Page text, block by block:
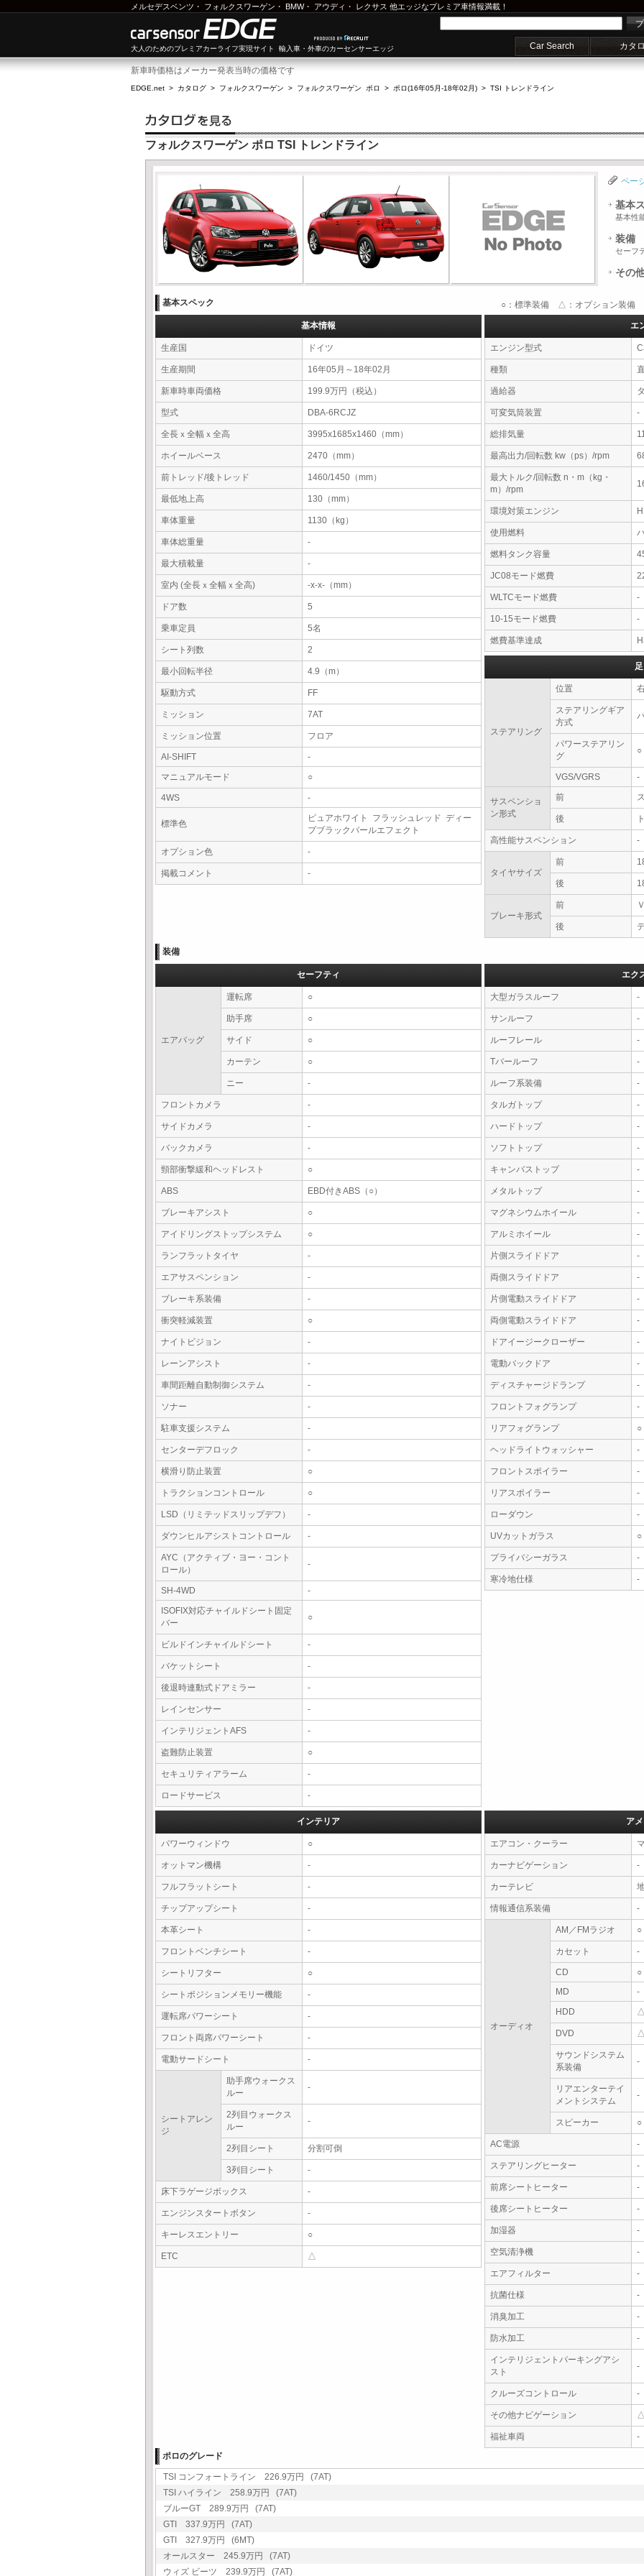
メルセデスベンツ ・ フォルクスワーゲン ・ BMW・ アウディ ・ レクサス 他エッジなプレミア車情報満載！
大人のためのプレミアカーライフ実現サイト 輸入車・外車のカーセンサーエッジ Car Search カタ
新車時価格はメーカー発表当時の価格です
EDGE.net > カタログ > フォルクスワーゲン > フォルクスワーゲン ポロ > ポロ(16年05月-18年02月) > TSI トレンドライン
フォルクスワーゲン ポロ TSI トレンドライン
ペー
基本
基本性
装備
セーフ
その
基本スペック ○：標準装備 △：オプション装備 -
基本情報
生産国 ドイツ
生産期間 16年05月～18年02月
新車時車両価格 199.9万円（税込）
型式 DBA-6RCJZ
全長ｘ全幅ｘ全高 3995x1685x1460（mm）
ホイールベース 2470（mm）
前トレッド/後トレッド 1460/1450（mm）
最低地上高 130（mm）
車体重量 1130（kg）
車体総重量 -
最大積載量 -
室内 (全長ｘ全幅ｘ全高) -x-x-（mm）
ドア数 5
乗車定員 5名
シート列数 2
最小回転半径 4.9（m）
駆動方式 FF
ミッション 7AT
ミッション位置 フロア
AI-SHIFT
-
マニュアルモード
○
4WS -
標準色
ピュアホワイト フラッシュレッド ディー
プブラックパールエフェクト
オプション色 -
掲載コメント -
エ
エンジン型式
種類
過給器
可変気筒装置 -
総排気量
最高出力/回転数 kw（ps）/rpm
最大トルク/回転数 n・m（kg・
m）/rpm
環境対策エンジン
使用燃料
燃料タンク容量
JC08モード燃費
WLTCモード燃費 -
10-15モード燃費 -
燃費基準達成
ステアリング
位置
ステアリングギア
方式
パワーステアリン
グ
○
VGS/VGRS -
サスペンショ
ン形式
前
後
高性能サスペンション -
タイヤサイズ
前
後
ブレーキ形式
前
後
装備
セーフティ
エアバッグ
運転席 ○
助手席 ○
サイド ○
カーテン ○
ニー -
フロントカメラ -
サイドカメラ -
バックカメラ -
頸部衝撃緩和ヘッドレスト ○
ABS EBD付きABS（○）
ブレーキアシスト ○
アイドリングストップシステム ○
ランフラットタイヤ -
エアサスペンション -
ブレーキ系装備 -
衝突軽減装置 ○
ナイトビジョン -
レーンアシスト -
車間距離自動制御システム -
ソナー -
駐車支援システム -
センターデフロック -
横滑り防止装置 ○
トラクションコントロール ○
LSD（リミテッドスリップデフ） -
ダウンヒルアシストコントロール -
AYC（アクティブ・ヨー・コント
ロール）
-
SH-4WD
-
ISOFIX対応チャイルドシート固定
バー
○
ビルドインチャイルドシート -
バケットシート -
後退時連動式ドアミラー -
レインセンサー -
インテリジェントAFS -
盗難防止装置 ○
セキュリティアラーム -
ロードサービス -
エク
大型ガラスルーフ -
サンルーフ -
ルーフレール -
Tバールーフ -
ルーフ系装備 -
タルガトップ -
ハードトップ -
ソフトトップ -
キャンバストップ -
メタルトップ -
マグネシウムホイール -
アルミホイール -
片側スライドドア -
両側スライドドア -
片側電動スライドドア -
両側電動スライドドア -
ドアイージークローザー -
電動バックドア -
ディスチャージドランプ -
フロントフォグランプ -
リアフォグランプ ○
ヘッドライトウォッシャー -
フロントスポイラー -
リアスポイラー -
ローダウン -
UVカットガラス ○
プライバシーガラス -
寒冷地仕様 -
インテリア
パワーウィンドウ ○
オットマン機構 -
フルフラットシート -
チップアップシート -
本革シート -
フロントベンチシート -
シートリフター ○
シートポジションメモリー機能 -
運転席パワーシート -
フロント両席パワーシート -
電動サードシート -
シートアレン
ジ
助手席ウォークス
ルー
-
2列目ウォークス
ルー
-
2列目シート 分割可倒
3列目シート -
床下ラゲージボックス -
エンジンスタートボタン -
キーレスエントリー ○
ETC △
ア
エアコン・クーラー
カーナビゲーション -
カーテレビ
情報通信系装備 -
オーディオ
AM／FMラジオ ○
カセット -
CD
○
MD
-
HDD
DVD
サウンドシステム
系装備
-
リアエンターテイ
メントシステム
-
スピーカー ○
AC電源 -
ステアリングヒーター -
前席シートヒーター -
後席シートヒーター -
加湿器 -
空気清浄機 -
エアフィルター -
抗菌仕様 -
消臭加工 -
防水加工 -
インテリジェントパーキングアシ
スト
-
クルーズコントロール -
その他ナビゲーション
福祉車両
-
ポロのグレード
TSI コンフォートライン 226.9万円 (7AT)
TSI ハイライン 258.9万円 (7AT)
ブルーGT 289.9万円 (7AT)
GTI 337.9万円 (7AT)
GTI 327.9万円 (6MT)
オールスター 245.9万円 (7AT)
ウィズ ビーツ 239.9万円 (7AT)